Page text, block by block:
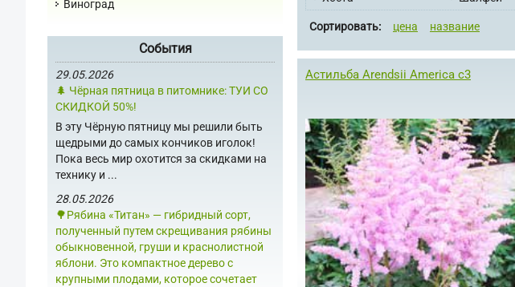
Виноград
События
29.05.2026
🌲 Чёрная пятница в питомнике: ТУИ СО
СКИДКОЙ 50%!
В эту Чёрную пятницу мы решили быть
щедрыми до самых кончиков иголок!
Пока весь мир охотится за скидками на
технику и ...
28.05.2026
🌳Рябина «Титан» — гибридный сорт,
полученный путем скрещивания рябины
обыкновенной, груши и краснолистной
яблони. Это компактное дерево с
крупными плодами, которое сочетает
Сортировать: цена название
Астильба Arendsii America с3